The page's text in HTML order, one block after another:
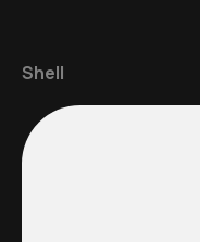
Shell